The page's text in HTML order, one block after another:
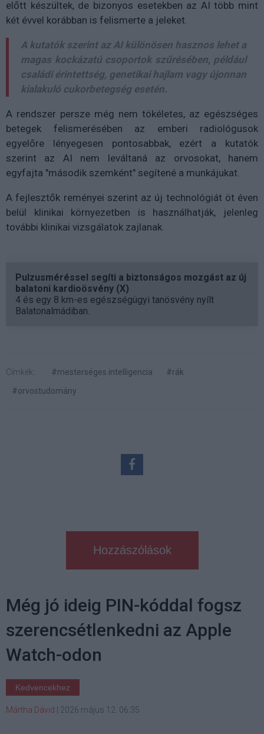
előtt készültek, de bizonyos esetekben az AI több mint
két évvel korábban is felismerte a jeleket.
A kutatók szerint az AI különösen hasznos lehet a
magas kockázatú csoportok szűrésében, például
családi érintettség, genetikai hajlam vagy újonnan
kialakuló cukorbetegség esetén.
A rendszer persze még nem tökéletes, az egészséges
betegek felismerésében az emberi radiológusok
egyelőre lényegesen pontosabbak, ezért a kutatók
szerint az AI nem leváltaná az orvosokat, hanem
egyfajta "második szemként" segítené a munkájukat.
A fejlesztők reményei szerint az új technológiát öt éven
belül klinikai környezetben is használhatják, jelenleg
további klinikai vizsgálatok zajlanak.
Pulzusméréssel segíti a biztonságos mozgást az új
balatoni kardioösvény (X)
4 és egy 8 km-es egészségügyi tanösvény nyílt
Balatonalmádiban.
Címkék: #mesterséges intelligencia
#rák
#orvostudomány
Hozzászólások
Még jó ideig PIN-kóddal fogsz
szerencsétlenkedni az Apple
Watch-odon
Kedvencekhez
Mártha Dávid | 2026 május 12. 06:35